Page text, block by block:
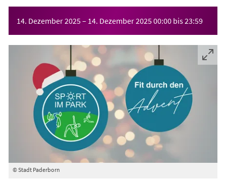
14. Dezember 2025– 14. Dezember 202500:00 bis23:59
© Stadt Paderborn